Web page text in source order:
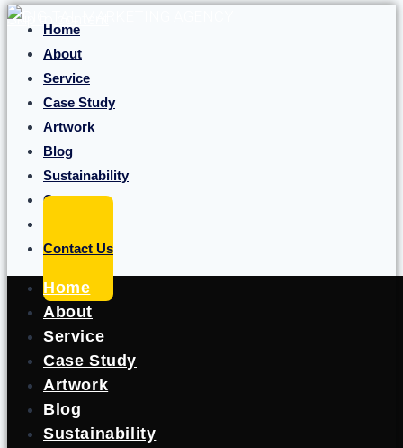
Skip to content
Home
About
Service
Case Study
Artwork
Blog
Sustainability
Career
Contact Us
Home
About
Service
Case Study
Artwork
Blog
Sustainability